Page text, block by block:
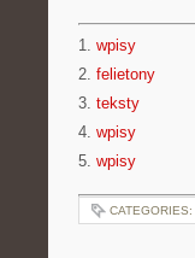
1. wpisy
2. felietony
3. teksty
4. wpisy
5. wpisy
CATEGORIES: